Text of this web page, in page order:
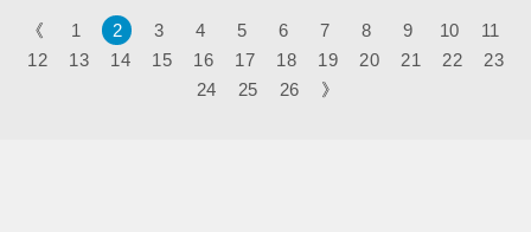
《 1 2 3 4 5 6 7 8 9 10
11
12
13 14 15 16 17 18 19 20 21 22
23
24
25 26 》